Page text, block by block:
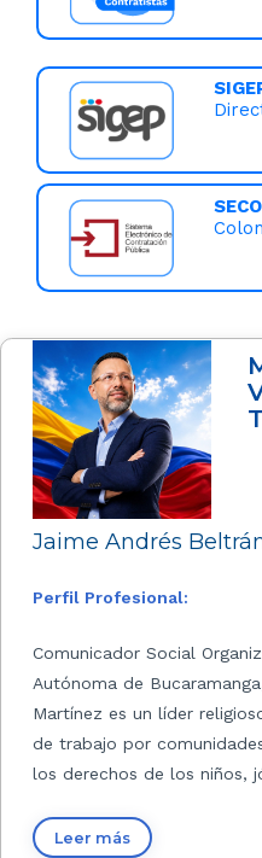
Jaime Andrés
Perfil Profesional:
Comunicador Social
Autónoma de
Martínez es un líder
de trabajo por
los derechos de los niños,
Leer más